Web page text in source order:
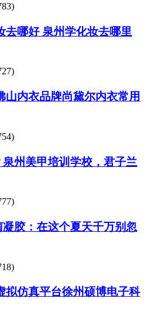
去哪好 泉州学化妆去哪里
山内衣品牌尚黛尔内衣常用
州美甲培训学校，君子兰
胶：在这个夏天千万别忽
拟仿真平台徐州硕博电子科